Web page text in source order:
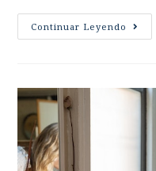
Continuar Leyendo